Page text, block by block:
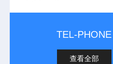
TEL-PHONE
查看全部